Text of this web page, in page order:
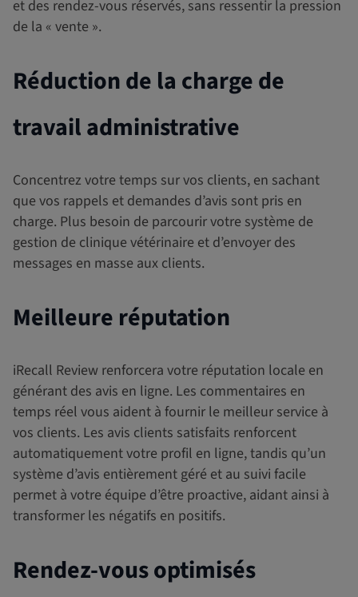
et des rendez-vous réservés, sans ressentir la pression
de la « vente ».
Réduction de la charge de
travail administrative
Concentrez votre temps sur vos clients, en sachant
que vos rappels et demandes d’avis sont pris en
charge. Plus besoin de parcourir votre système de
gestion de clinique vétérinaire et d’envoyer des
messages en masse aux clients.
Meilleure réputation
iRecall Review renforcera votre réputation locale en
générant des avis en ligne. Les commentaires en
temps réel vous aident à fournir le meilleur service à
vos clients. Les avis clients satisfaits renforcent
automatiquement votre profil en ligne, tandis qu’un
système d’avis entièrement géré et au suivi facile
permet à votre équipe d’être proactive, aidant ainsi à
transformer les négatifs en positifs.
Rendez-vous optimisés